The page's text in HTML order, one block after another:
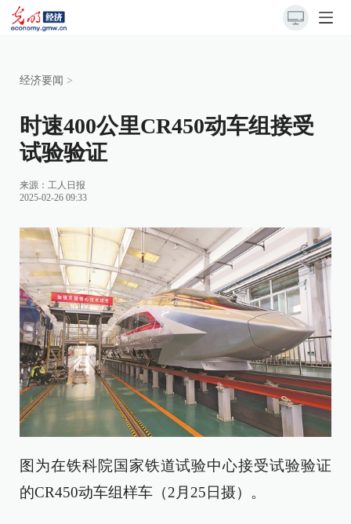
经济要闻 >
时速400公里CR450动车组接受
试验验证
来源： 工人日报
2025-02-26 09:33
图为在铁科院国家铁道试验中心接受试验验证
的CR450动车组样车（2月25日摄）。